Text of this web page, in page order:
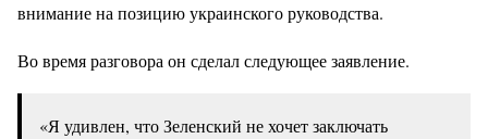
внимание на позицию украинского руководства.
Во время разговора он сделал следующее заявление.
«Я удивлен, что Зеленский не хочет заключать